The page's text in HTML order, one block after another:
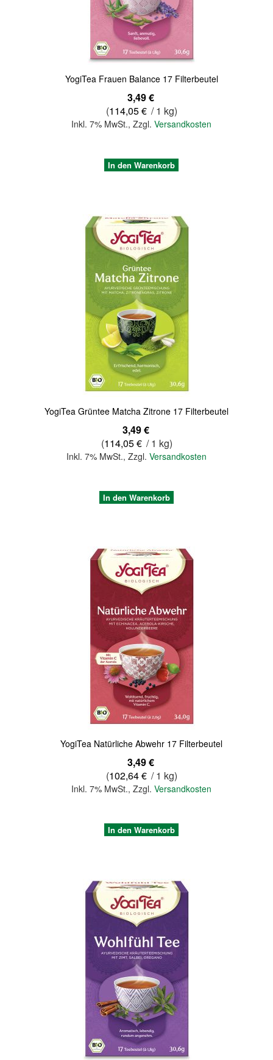
YogiTea Frauen Balance 17 Filterbeutel
3,49 €
(114,05 € / 1 kg)
Inkl. 7% MwSt.,Zzgl.Versandkosten
In den Warenkorb
YogiTea Grüntee Matcha Zitrone 17 Filterbeutel
3,49 €
(114,05 € / 1 kg)
Inkl. 7% MwSt., Zzgl. Versandkosten
In den Warenkorb
YogiTea Natürliche Abwehr 17 Filterbeutel
3,49 €
(102,64 € / 1 kg)
Inkl. 7% MwSt.,Zzgl.Versandkosten
In den Warenkorb